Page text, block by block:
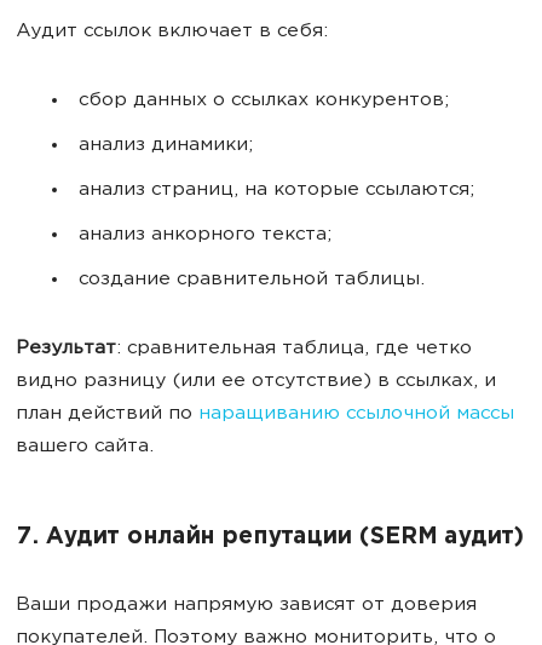
Аудит ссылок включает в себя:
сбор данных о ссылках конкурентов;
анализ динамики;
анализ страниц, на которые ссылаются;
анализ анкорного текста;
создание сравнительной таблицы.
Результат: сравнительная таблица, где четко
видно разницу (или ее отсутствие) в ссылках, и
план действий по наращиванию ссылочной массы
вашего сайта.
7. Аудит онлайн репутации (SERM аудит)
Ваши продажи напрямую зависят от доверия
покупателей. Поэтому важно мониторить, что о